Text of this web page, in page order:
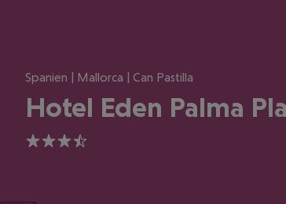
Spanien | Mallorca | Can Pastilla
Hotel Eden Palma
3.5